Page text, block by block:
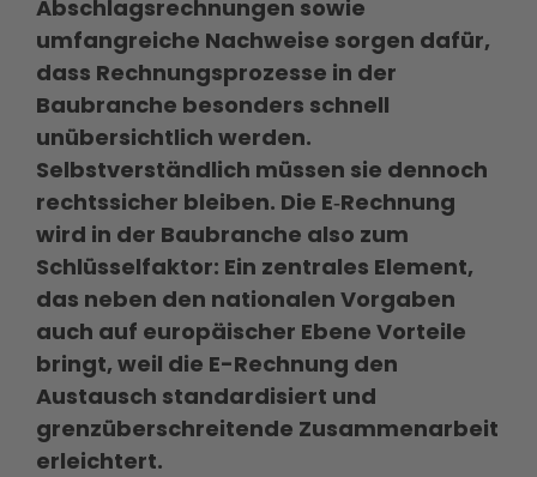
Abschlagsrechnungen sowie
umfangreiche Nachweise sorgen dafür,
dass Rechnungsprozesse in der
Baubranche besonders schnell
unübersichtlich werden.
Selbstverständlich müssen sie dennoch
rechtssicher bleiben. Die E‑Rechnung
wird in der Baubranche also zum
Schlüsselfaktor: Ein zentrales Element,
das neben den nationalen Vorgaben
auch auf europäischer Ebene Vorteile
bringt, weil die E-Rechnung den
Austausch standardisiert und
grenzüberschreitende Zusammenarbeit
erleichtert.